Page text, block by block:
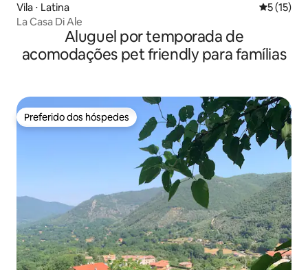
Vila ⋅ Latina 5 de uma
5 (15)
La Casa Di Ale
Aluguel por temporada de
acomodações pet friendly para famílias
Preferido dos hóspedes
Preferido dos hóspedes